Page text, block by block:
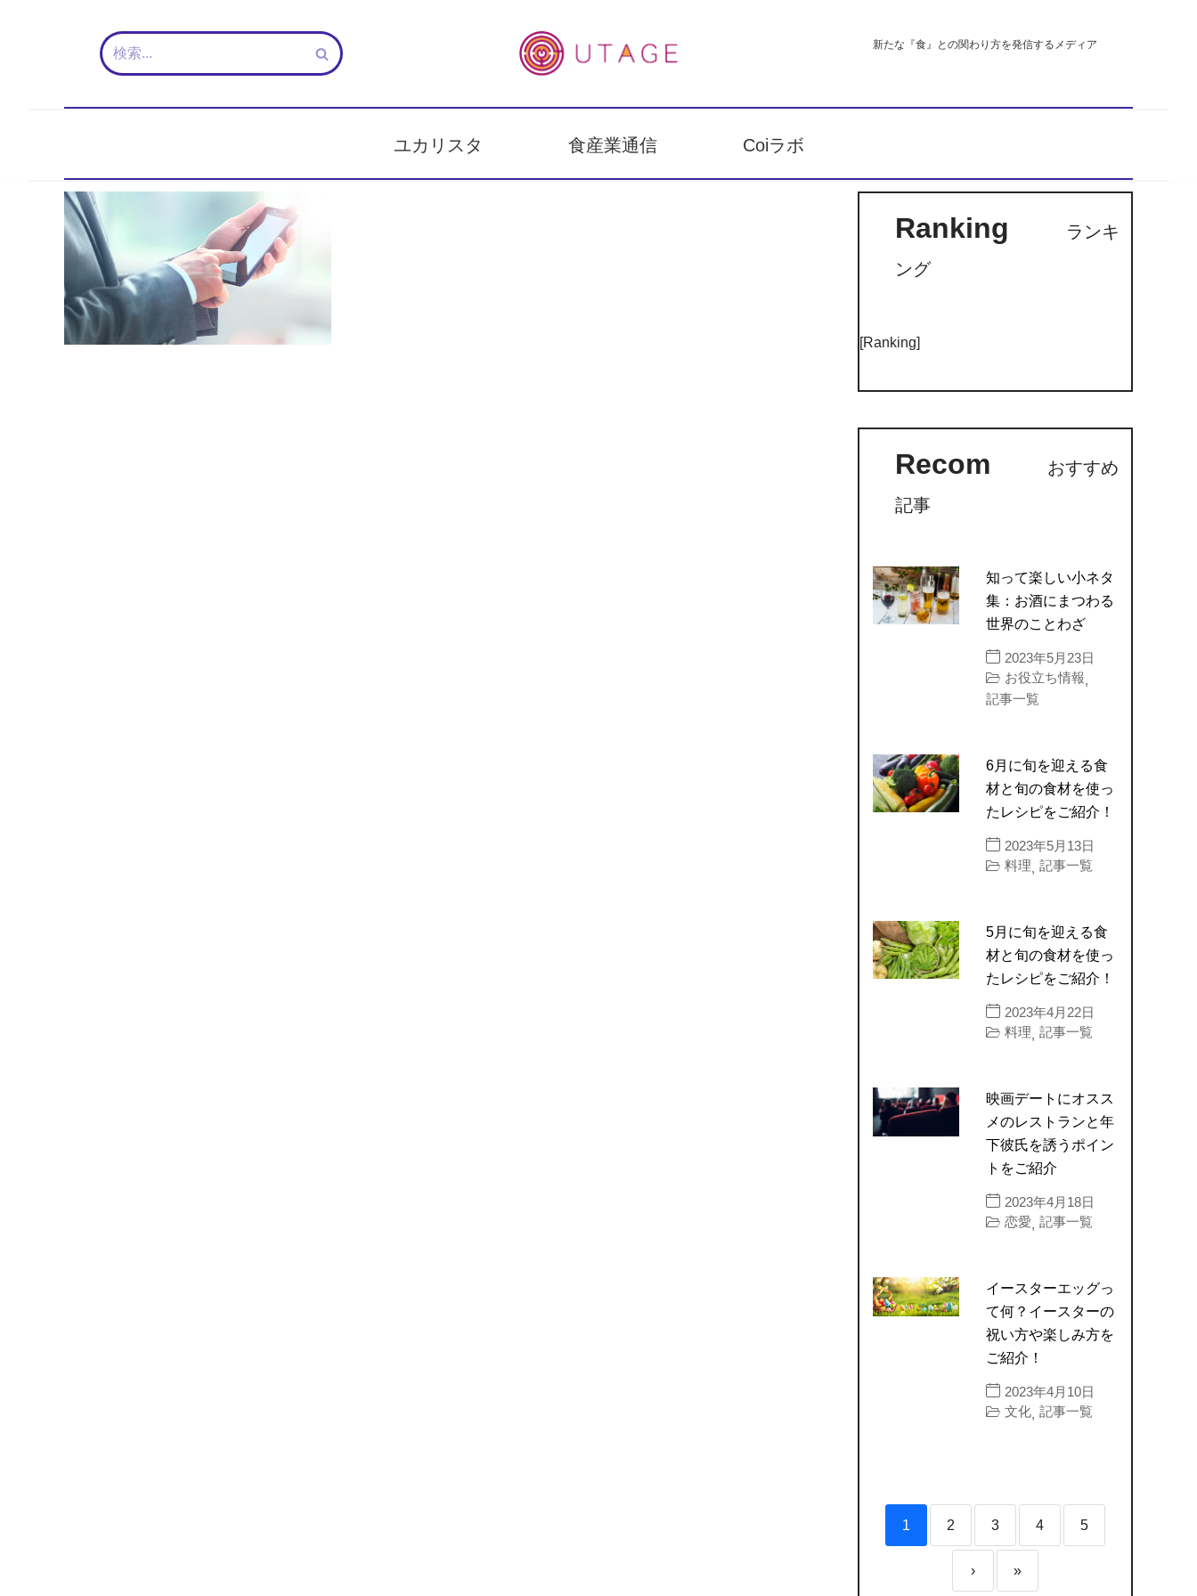
新たな『食』との関わり方を発信するメディア
ユカリスタ 食産業通信 Coiラボ
Ranking
ランキ
ング
[Ranking]
Recom
おすすめ
記事
知って楽しい小ネタ
集：お酒にまつわる
世界のことわざ
2023年5月23日
お役立ち情報,
記事一覧
6月に旬を迎える食
材と旬の食材を使っ
たレシピをご紹介！
2023年5月13日
料理, 記事一覧
5月に旬を迎える食
材と旬の食材を使っ
たレシピをご紹介！
2023年4月22日
料理, 記事一覧
映画デートにオスス
メのレストランと年
下彼氏を誘うポイン
トをご紹介
2023年4月18日
恋愛, 記事一覧
イースターエッグっ
て何？イースターの
祝い方や楽しみ方を
ご紹介！
2023年4月10日
文化, 記事一覧
1 2 3 4 5
› »